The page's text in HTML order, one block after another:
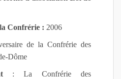
Confrérie : 2006
de la Confrérie des
Dôme
: La Confrérie des